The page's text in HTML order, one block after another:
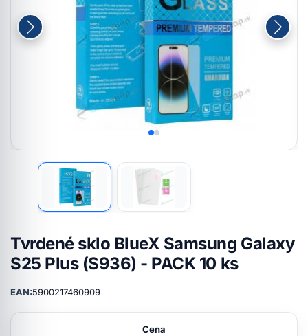
Tvrdené sklo BlueX Samsung Galaxy
S25 Plus (S936) - PACK 10 ks
EAN:5900217460909
Cena